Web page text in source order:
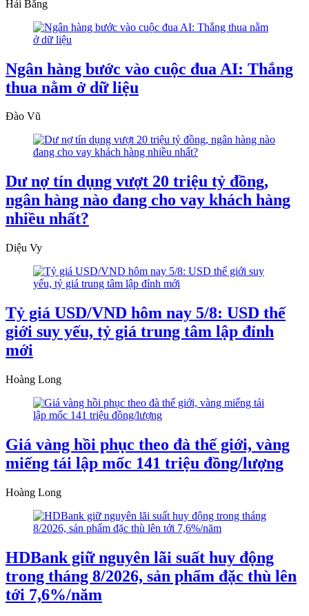
Hải Băng
Ngân hàng bước vào cuộc đua AI: Thắng
thua nằm ở dữ liệu
Đào Vũ
Dư nợ tín dụng vượt 20 triệu tỷ đồng,
ngân hàng nào đang cho vay khách hàng
nhiều nhất?
Diệu Vy
Tỷ giá USD/VND hôm nay 5/8: USD thế
giới suy yếu, tỷ giá trung tâm lập đỉnh
mới
Hoàng Long
Giá vàng hồi phục theo đà thế giới, vàng
miếng tái lập mốc 141 triệu đồng/lượng
Hoàng Long
HDBank giữ nguyên lãi suất huy động
trong tháng 8/2026, sản phẩm đặc thù lên
tới 7,6%/năm